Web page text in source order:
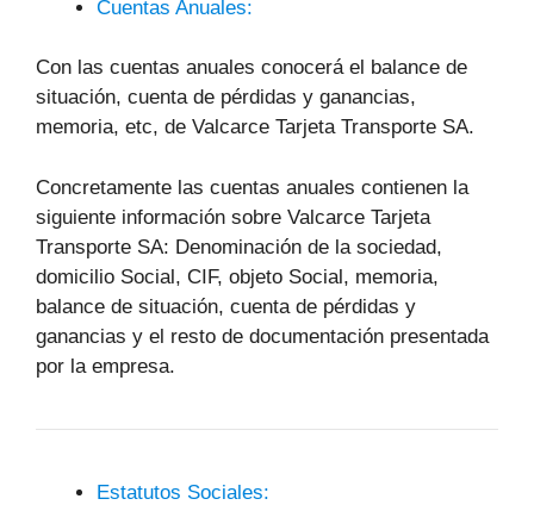
Cuentas Anuales:
Con las cuentas anuales conocerá el balance de
situación, cuenta de pérdidas y ganancias,
memoria, etc, de Valcarce Tarjeta Transporte SA.
Concretamente las cuentas anuales contienen la
siguiente información sobre Valcarce Tarjeta
Transporte SA: Denominación de la sociedad,
domicilio Social, CIF, objeto Social, memoria,
balance de situación, cuenta de pérdidas y
ganancias y el resto de documentación presentada
por la empresa.
Estatutos Sociales: